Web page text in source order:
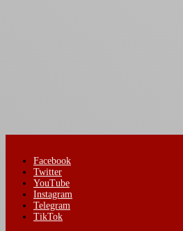
Facebook
Twitter
YouTube
Instagram
Telegram
TikTok